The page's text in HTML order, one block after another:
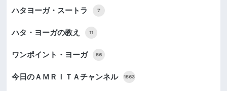
ハタヨーガ・スートラ 7
ハタ・ヨーガの教え 11
ワンポイント・ヨーガ 56
今日のＡＭＲＩＴＡチャンネル 1563